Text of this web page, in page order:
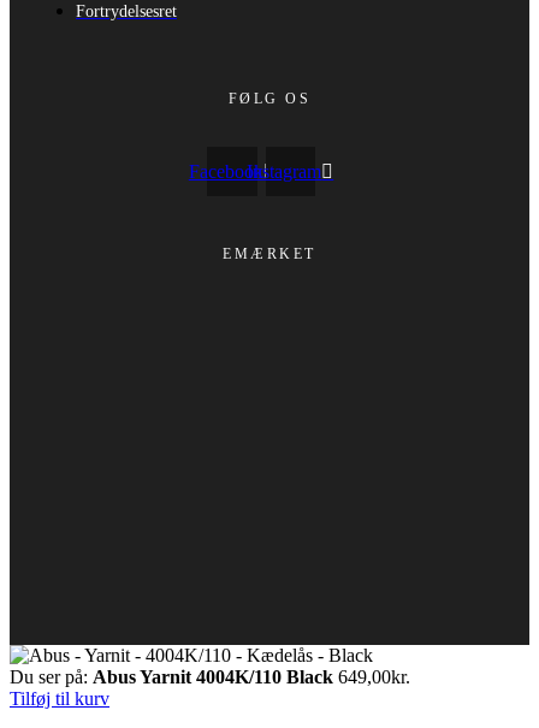
Fortrydelsesret
FØLG OS
FacebookInstagram
EMÆRKET
Du ser på: Abus Yarnit 4004K/110 Black 649,00kr.
Tilføj til kurv